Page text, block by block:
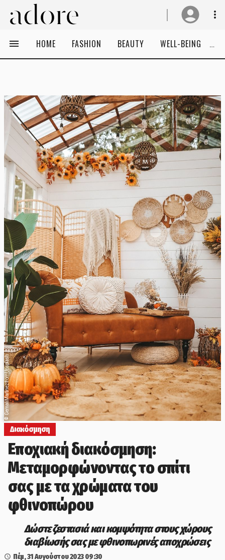
HOME FASHION BEAUTY WELL-BEING
©
Gemali Martinez from Unsplash
Διακόσμηση
Εποχιακή διακόσμηση:
Μεταμορφώνοντας το σπίτι
σας με τα χρώματα του
φθινοπώρου
Δώστε ζεστασιά και κομψότητα στους χώρους
διαβίωσής σας με φθινοπωρινές αποχρώσεις
Πέμ, 31 Αυγούστου 2023 09:30